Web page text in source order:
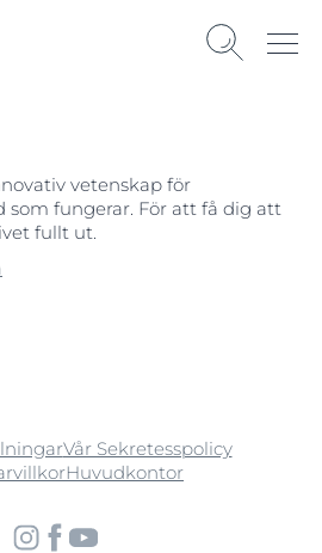
vetenskap för
som fungerar. För att få dig att
fullt ut.
Vår Sekretesspolicy
Huvudkontor